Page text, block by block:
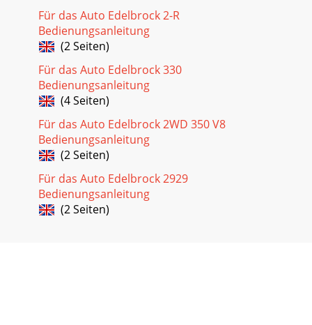
Für das Auto Edelbrock 2-R
Bedienungsanleitung
(2 Seiten)
Für das Auto Edelbrock 330
Bedienungsanleitung
(4 Seiten)
Für das Auto Edelbrock 2WD 350 V8
Bedienungsanleitung
(2 Seiten)
Für das Auto Edelbrock 2929
Bedienungsanleitung
(2 Seiten)